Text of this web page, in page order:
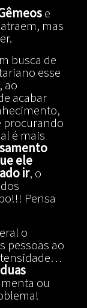
e
mas
busca de
esse
ao
acabar
procurando
é mais
ele
ir, o
Pensa
o
pessoas ao
ou